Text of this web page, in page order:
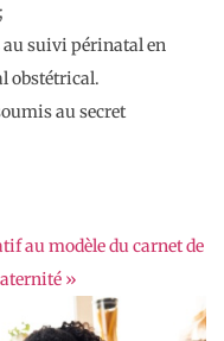
au suivi périnatal en
obstétrical.
au secret
au modèle du carnet de
»